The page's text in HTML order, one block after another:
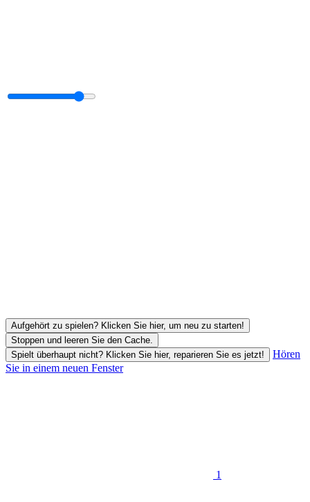
Aufgehört zu spielen? Klicken Sie hier, um neu zu starten!
Stoppen und leeren Sie den Cache.
Spielt überhaupt nicht? Klicken Sie hier, reparieren Sie es jetzt!
Hören
Sie in einem neuen Fenster
1